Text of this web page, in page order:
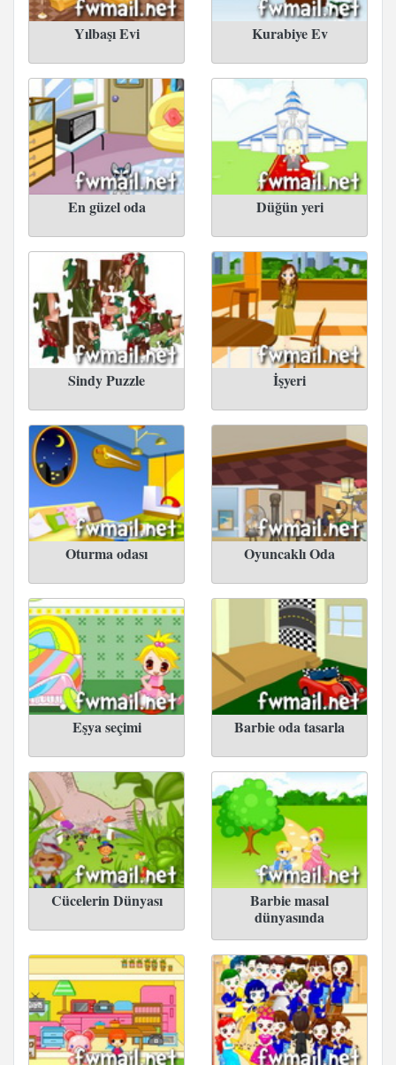
Yılbaşı Evi Kurabiye Ev
En güzel oda Düğün yeri
Sindy Puzzle İşyeri
Oturma odası Oyuncaklı Oda
Eşya seçimi Barbie oda tasarla
Cücelerin Dünyası
Barbie masal
dünyasında